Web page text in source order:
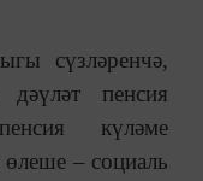
сүзләренчә,
пенсия
күләме
– социаль